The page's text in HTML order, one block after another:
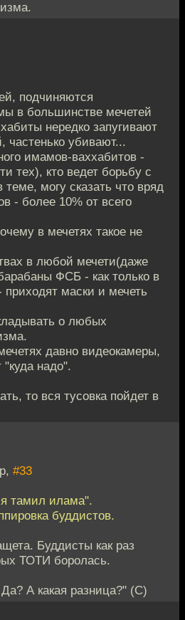
подчиняются
в большинстве мечетей
нередко запугивают
частенько убивают...
имамов-ваххабитов -
тех), кто ведет борьбу с
могу сказать что вряд
- более 10% от всего
в мечетях такое не
в любой мечети(даже
ФСБ - как только в
приходят маски и мечеть
о любых
давно видеокамеры,
"куда надо".
то вся тусовка пойдет в
#33
тамил илама".
буддистов.
Буддисты как раз
ТОТИ боролась.
А какая разница?" (С)